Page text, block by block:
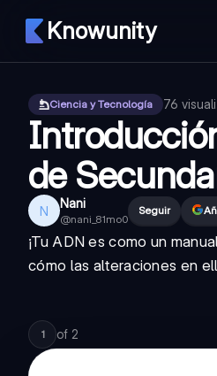
Knowunity
Ciencia y Tecnología 76
de
N Nani
@nani_81mo0
Seguir
¡Tu ADN es como un
cómo las alteraciones en
1 of 2